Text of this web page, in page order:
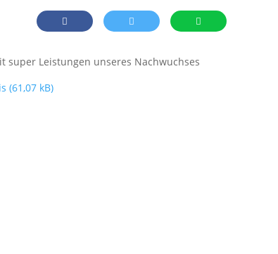
super Leistungen unseres Nachwuchses